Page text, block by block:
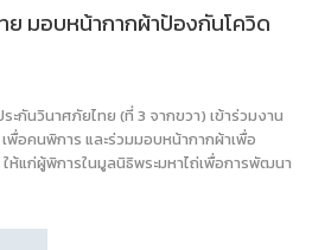
ย มอบหน้ากากผ้าป้องกันโควิด
กันวินาศภัยไทย (ที่ 3 จากขวา) เข้าร่วมงาน
พื่อคนพิการ และร่วมมอบหน้ากากผ้าเพื่อ
ห้แก่ผู้พิการในมูลนิธิพระมหาไถ่เพื่อการพัฒนา